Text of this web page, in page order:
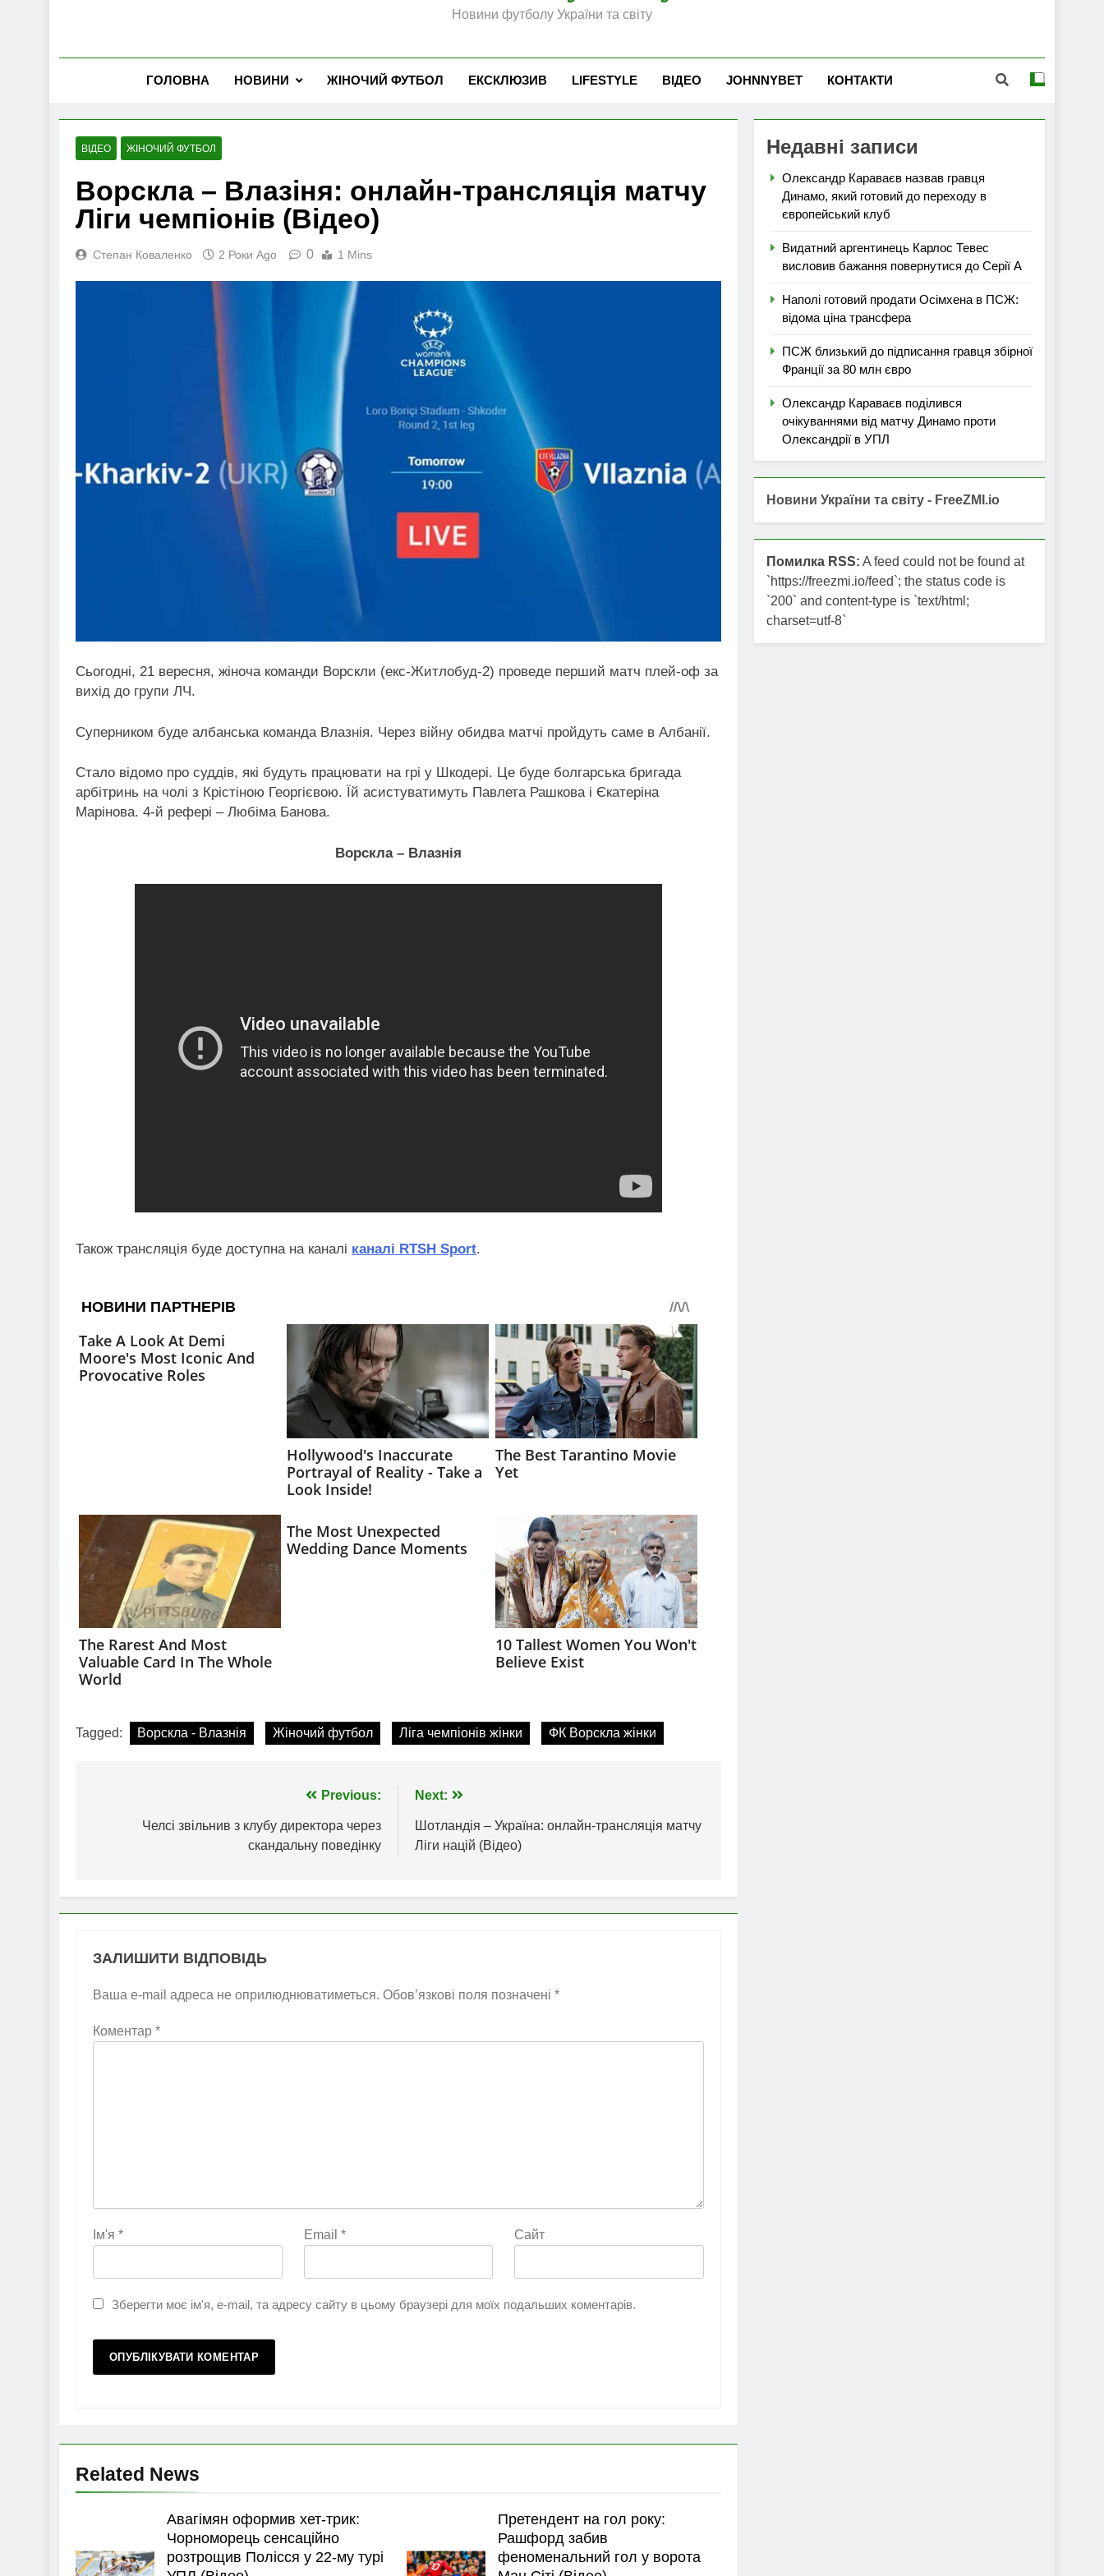
Новини футболу України та світу
ГОЛОВНА НОВИНИ ЖІНОЧИЙ ФУТБОЛ ЕКСКЛЮЗИВ LIFESTYLE ВІДЕО JOHNNYBET КОНТАКТИ
ВІДЕО ЖІНОЧИЙ ФУТБОЛ
Ворскла – Влазіня: онлайн-трансляція матчу
Ліги чемпіонів (Відео)
Степан Коваленко 2 Роки Ago 0 1 Mins
Сьогодні, 21 вересня, жіноча команди Ворскли (екс-Житлобуд-2) проведе перший матч плей-оф за
вихід до групи ЛЧ.
Суперником буде албанська команда Влазнія. Через війну обидва матчі пройдуть саме в Албанії.
Стало відомо про суддів, які будуть працювати на грі у Шкодері. Це буде болгарська бригада
арбітринь на чолі з Крістіною Георгієвою. Їй асистуватимуть Павлета Рашкова і Єкатеріна
Марінова. 4-й рефері – Любіма Банова.
Ворскла – Влазнія
Також трансляція буде доступна на каналі каналі RTSH Sport.
Tagged: Ворскла - Влазнія Жіночий футбол Ліга чемпіонів жінки ФК Ворскла жінки
записів
Previous:
Челсі звільнив з клубу директора через
скандальну поведінку
Next:
Шотландія – Україна: онлайн-трансляція матчу
Ліги націй (Відео)
ЗАЛИШИТИ ВІДПОВІДЬ
Ваша e-mail адреса не оприлюднюватиметься. Обов’язкові поля позначені *
Коментар *
Ім'я * Email * Сайт
Зберегти моє ім'я, e-mail, та адресу сайту в цьому браузері для моїх подальших коментарів.
Related News
Авагімян оформив хет-трик:
Чорноморець сенсаційно
розтрощив Полісся у 22-му турі
Претендент на гол року:
Рашфорд забив
феноменальний гол у ворота
Недавні записи
Олександр Караваєв назвав гравця
Динамо, який готовий до переходу в
європейський клуб
Видатний аргентинець Карлос Тевес
висловив бажання повернутися до Серії А
Наполі готовий продати Осімхена в ПСЖ:
відома ціна трансфера
ПСЖ близький до підписання гравця збірної
Франції за 80 млн євро
Олександр Караваєв поділився
очікуваннями від матчу Динамо проти
Олександрії в УПЛ
Новини України та світу - FreeZMI.io
Помилка RSS: A feed could not be found at
`https://freezmi.io/feed`; the status code is
`200` and content-type is `text/html;
charset=utf-8`